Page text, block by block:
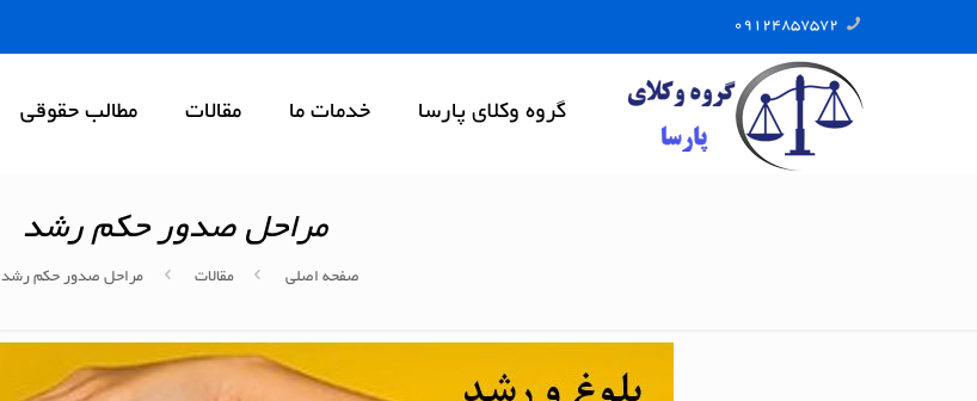
09124857572
گروه وکلای پارسا خدمات ما مقالات مطالب حقوقی
مراحل صدور حکم رشد
صفحه اصلی مقالات مراحل صدور حکم رشد